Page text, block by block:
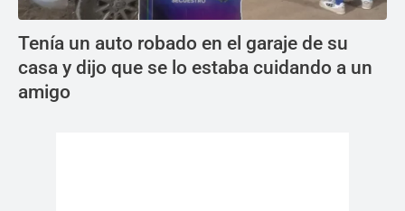
Tenía un auto robado en el garaje de su
casa y dijo que se lo estaba cuidando a un
amigo